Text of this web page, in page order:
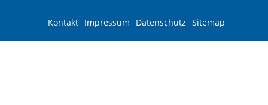
Kontakt Impressum Datenschutz Sitemap